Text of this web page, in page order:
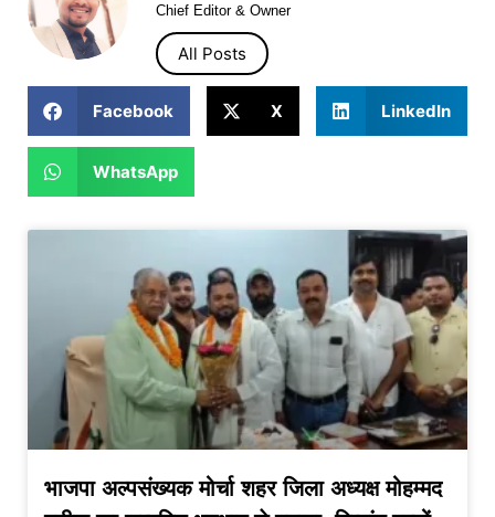
Chief Editor & Owner
All Posts
Facebook X LinkedIn
WhatsApp
भाजपा अल्पसंख्यक मोर्चा शहर जिला अध्यक्ष मोहम्मद